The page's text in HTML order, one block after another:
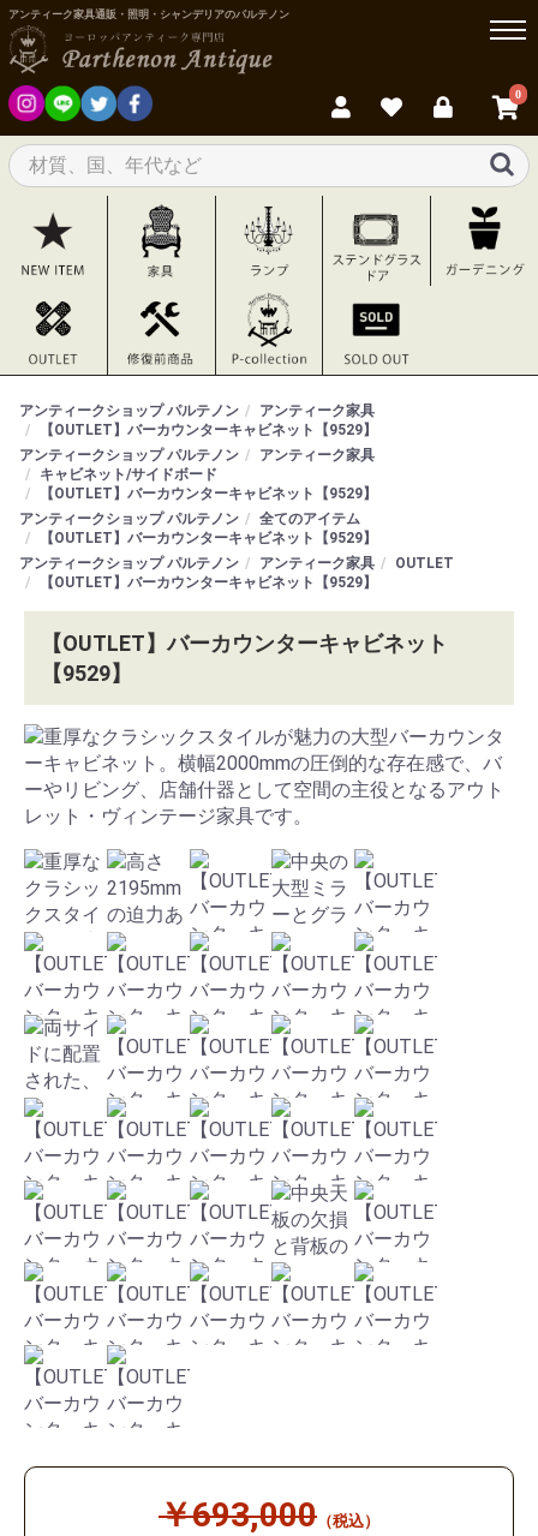
アンティーク家具通販・照明・シャンデリアのパルテノン
0
アンティークショップ パルテノン
アンティーク家具
【OUTLET】バーカウンターキャビネット【9529】
アンティークショップ パルテノン
アンティーク家具
キャビネット/サイドボード
【OUTLET】バーカウンターキャビネット【9529】
アンティークショップ パルテノン
全てのアイテム
【OUTLET】バーカウンターキャビネット【9529】
アンティークショップ パルテノン
アンティーク家具
OUTLET
【OUTLET】バーカウンターキャビネット【9529】
【OUTLET】バーカウンターキャビネット
【9529】
￥693,000 （税込）